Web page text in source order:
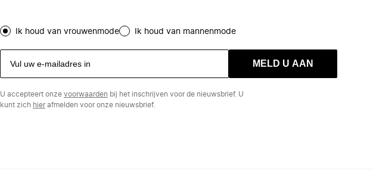
Ik houd van vrouwenmode Ik houd van mannenmode
MELD U AAN
U accepteert onze voorwaarden bij het inschrijven voor de nieuwsbrief. U
kunt zich hierafmelden voor onze nieuwsbrief.